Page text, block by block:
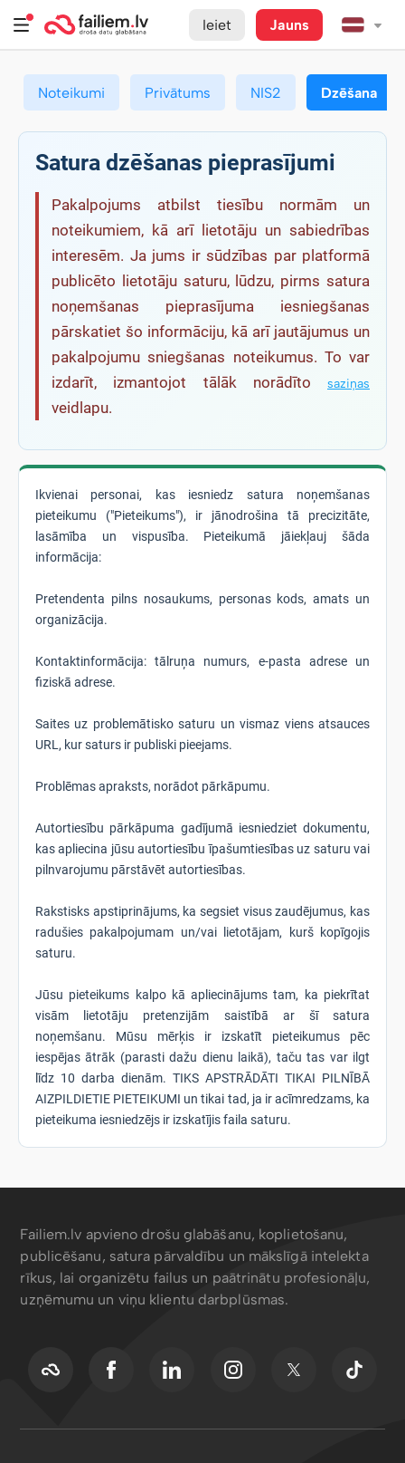
Ieiet Jauns
Noteikumi Privātums NIS2 Dzēšana
Satura dzēšanas pieprasījumi
Pakalpojums atbilst tiesību normām un
noteikumiem, kā arī lietotāju un sabiedrības
interesēm. Ja jums ir sūdzības par platformā
publicēto lietotāju saturu, lūdzu, pirms satura
noņemšanas pieprasījuma iesniegšanas
pārskatiet šo informāciju, kā arī jautājumus un
pakalpojumu sniegšanas noteikumus. To var
izdarīt, izmantojot tālāk norādīto saziņas
veidlapu.
Ikvienai personai, kas iesniedz satura noņemšanas
pieteikumu ("Pieteikums"), ir jānodrošina tā precizitāte,
lasāmība un vispusība. Pieteikumā jāiekļauj šāda
informācija:
Pretendenta pilns nosaukums, personas kods, amats un
organizācija.
Kontaktinformācija: tālruņa numurs, e-pasta adrese un
fiziskā adrese.
Saites uz problemātisko saturu un vismaz viens atsauces
URL, kur saturs ir publiski pieejams.
Problēmas apraksts, norādot pārkāpumu.
Autortiesību pārkāpuma gadījumā iesniedziet dokumentu,
kas apliecina jūsu autortiesību īpašumtiesības uz saturu vai
pilnvarojumu pārstāvēt autortiesības.
Rakstisks apstiprinājums, ka segsiet visus zaudējumus, kas
radušies pakalpojumam un/vai lietotājam, kurš kopīgojis
saturu.
Jūsu pieteikums kalpo kā apliecinājums tam, ka piekrītat
visām lietotāju pretenzijām saistībā ar šī satura
noņemšanu. Mūsu mērķis ir izskatīt pieteikumus pēc
iespējas ātrāk (parasti dažu dienu laikā), taču tas var ilgt
līdz 10 darba dienām. TIKS APSTRĀDĀTI TIKAI PILNĪBĀ
AIZPILDIETIE PIETEIKUMI un tikai tad, ja ir acīmredzams, ka
pieteikuma iesniedzējs ir izskatījis faila saturu.
Failiem.lv apvieno drošu glabāšanu, koplietošanu,
publicēšanu, satura pārvaldību un mākslīgā intelekta
rīkus, lai organizētu failus un paātrinātu profesionāļu,
uzņēmumu un viņu klientu darbplūsmas.